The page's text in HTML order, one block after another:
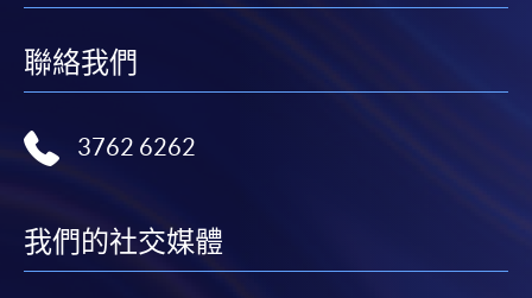
聯絡我們
3762 6262
我們的社交媒體